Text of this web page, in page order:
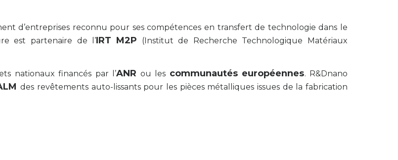
d’entreprises reconnu pour ses compétences en transfert de technologie dans le
est partenaire de l’IRT M2P (Institut de Recherche Technologique Matériaux
nationaux financés par l’ANR ou les communautés européennes. R&Dnano
des revêtements auto-lissants pour les pièces métalliques issues de la fabrication